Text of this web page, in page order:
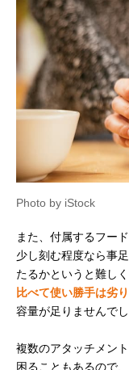
Photo by iStock
また、付属するフー
少し刻む程度なら事
たるかというと難し
比べて使い勝手は劣り
容量が足りませんでし
複数のアタッチメン
困ることもあるので